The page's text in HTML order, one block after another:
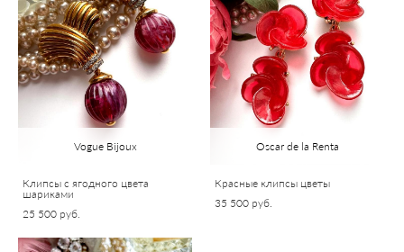
Vogue Bijoux
Клипсы с ягодного цвета
шариками
25 500 pуб.
Oscar de la Renta
Красные клипсы цветы
35 500 pуб.